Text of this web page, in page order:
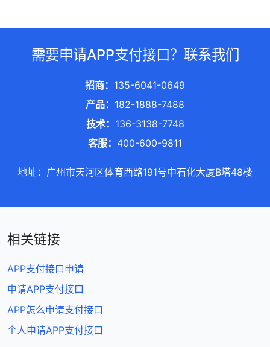
需要申请APP支付接口？联系我们
招商： 135-6041-0649
产品： 182-1888-7488
技术： 136-3138-7748
客服： 400-600-9811
地址：广州市天河区体育西路191号中石化大厦B塔48楼
相关链接
APP支付接口申请
申请APP支付接口
APP怎么申请支付接口
个人申请APP支付接口